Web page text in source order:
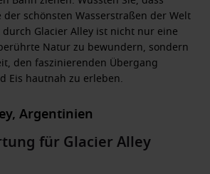
der schönsten Wasserstraßen der Welt
Glacier Alley ist nicht nur eine
Natur zu bewundern, sondern
den faszinierenden Übergang
Eis hautnah zu erleben.
Argentinien
Glacier Alley anlegt, werden Sie von
Kulisse umgeben sein. Die Schiffe
Gletschern manövrieren, was Ihnen
für Glacier Alley